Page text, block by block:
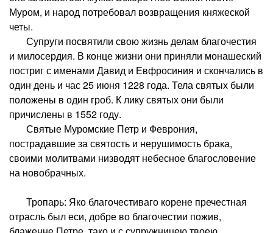
Муром, и народ потребовал возвращения княжеской
четы.
Супруги посвятили свою жизнь делам благочестия
и милосердия. В конце жизни они приняли монашеский
постриг с именами Давид и Евфросиния и скончались в
один день и час 25 июня 1228 года. Тела святых были
положены в один гроб. К лику святых они были
причислены в 1552 году.
Святые Муромские Петр и Феврония,
пострадавшие за святость и нерушимость брака,
своими молитвами низводят небесное благословение
на новобрачных.
Тропарь: Яко благочестиваго корене пречестная
отрасль был еси, добре во благочестии пожив,